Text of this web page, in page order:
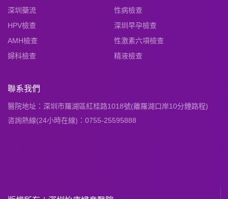
深圳藥流
性病檢查
HPV檢查
深圳早孕檢查
AMH檢查
性激素六項檢查
婦科檢查
精液檢查
聯系我們
醫院地址：深圳市羅湖區紅桂路1018號(離羅湖口岸10分鍾路程)
咨詢熱線(24小時在線)：0755-25595888